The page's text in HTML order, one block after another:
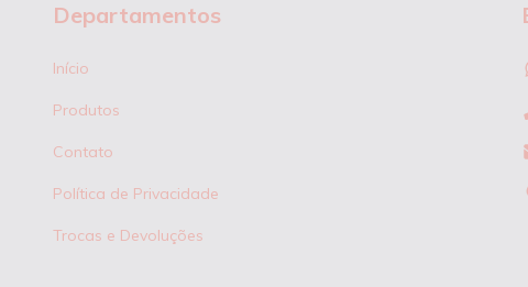
Departamentos
Início
Produtos
Contato
Política de Privacidade
Trocas e Devoluções